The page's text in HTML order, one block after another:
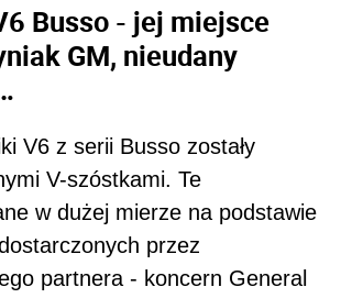
Busso - jej miejsce
GM, nieudany
V6 z serii Busso zostały
V-szóstkami. Te
w dużej mierze na podstawie
przez
partnera - koncern General